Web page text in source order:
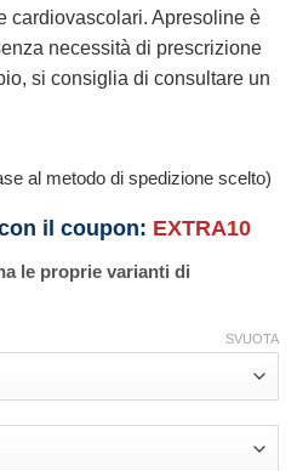
cardiovascolari. Apresoline è
necessità di prescrizione
si consiglia di consultare un
al metodo di spedizione scelto)
il coupon: EXTRA10
le proprie varianti di
SVUOTA